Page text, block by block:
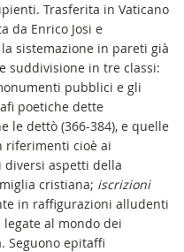
Trasferita in Vaticano
da Enrico Josi e
sistemazione in pareti già
suddivisione in tre classi:
pubblici e gli
poetiche dette
le dettò (366-384), e quelle
riferimenti cioè ai
diversi aspetti della
cristiana; iscrizioni
in raffigurazioni alludenti
al mondo dei
Seguono epitaffi